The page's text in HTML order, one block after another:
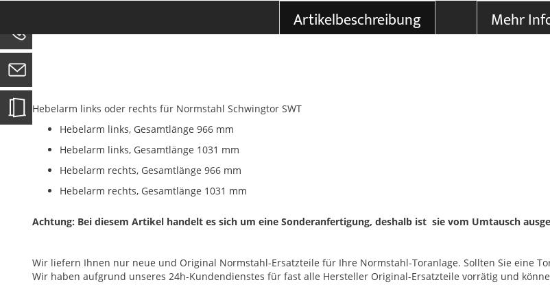
der
Artikelbeschreibung Mehr
Hebelarm links oder rechts für Normstahl Schwingtor SWT
Hebelarm links, Gesamtlänge 966 mm
Hebelarm links, Gesamtlänge 1031 mm
Hebelarm rechts, Gesamtlänge 966 mm
Hebelarm rechts, Gesamtlänge 1031 mm
Achtung: Bei diesem Artikel handelt es sich um eine Sonderanfertigung, deshalb ist sie vom Umtausch
Wir liefern Ihnen nur neue und Original Normstahl-Ersatzteile für Ihre Normstahl-Toranlage. Sollten Sie eine
Wir haben aufgrund unseres 24h-Kundendienstes für fast alle Hersteller Original-Ersatzteile vorrätig und